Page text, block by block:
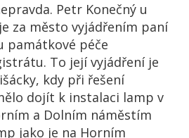
Petr Konečný u
za město vyjádřením paní
památkové péče
To její vyjádření je
kdy při řešení
dojít k instalaci lamp v
a Dolním náměstím
jako je na Horním